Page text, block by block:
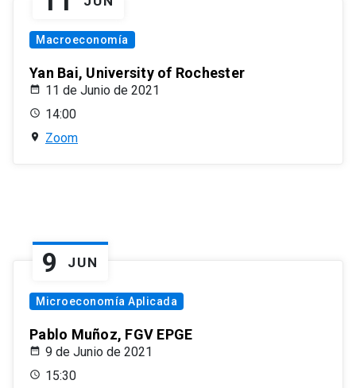
Macroeconomía
Yan Bai, University of Rochester
11 de Junio de 2021
14:00
Zoom
9 JUN
Microeconomía Aplicada
Pablo Muñoz, FGV EPGE
9 de Junio de 2021
15:30